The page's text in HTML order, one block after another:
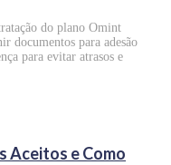
do plano Omint
documentos para adesão
para evitar atrasos e
Aceitos e Como